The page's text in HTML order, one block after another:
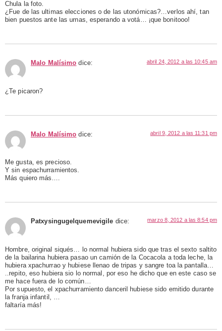
Chula la foto.
¿Fue de las ultimas elecciones o de las utonómicas?…verlos ahí, tan
bien puestos ante las urnas, esperando a votá… ¡que bonitooo!
Malo Malísimo dice: abril 24, 2012 a las 10:45 am
¿Te picaron?
Malo Malísimo dice: abril 9, 2012 a las 11:31 pm
Me gusta, es precioso.
Y sin espachurramientos.
Más quiero más….
Patxysingugelquemevigile dice: marzo 8, 2012 a las 8:54 pm
Hombre, original siqués… lo normal hubiera sido que tras el sexto saltito
de la bailarina hubiera pasao un camión de la Cocacola a toda leche, la
hubiera xpachurrao y hubiese llenao de tripas y sangre toa la pantalla…
..repito, eso hubiera sio lo normal, por eso he dicho que en este caso se
me hace fuera de lo común…
Por supuesto, el xpachurramiento danceril hubiese sido emitido durante
la franja infantil, …
faltaría más!